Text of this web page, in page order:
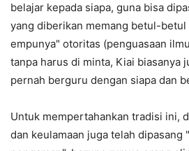
belajar kepada siapa, guna bisa
yang diberikan memang betul-betul
empunya" otoritas (penguasaan
tanpa harus di minta, Kiai biasanya
pernah berguru dengan siapa dan
Untuk mempertahankan tradisi ini,
dan keulamaan juga telah dipasang